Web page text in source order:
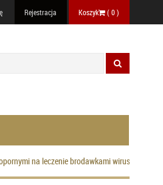
Rejestracja Koszyk (0)
na leczenie brodawkami wirusowymi